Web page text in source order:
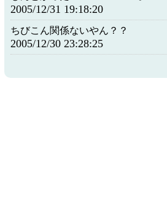
2005/12/31 19:18:20
ちびこん関係ないやん？？
2005/12/30 23:28:25